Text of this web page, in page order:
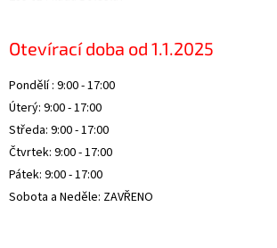
Otevírací doba od 1.1.2025
Pondělí : 9:00 - 17:00
Úterý: 9:00 - 17:00
Středa: 9:00 - 17:00
Čtvrtek: 9:00 - 17:00
Pátek: 9:00 - 17:00
Sobota a Neděle: ZAVŘENO